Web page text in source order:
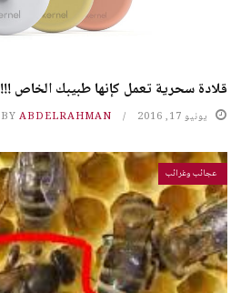
قلادة سحرية تعمل كإنها طبيبك الخاص !!!
يونيو 17, 2016 BY ABDELRAHMAN
عجائب وغرائب